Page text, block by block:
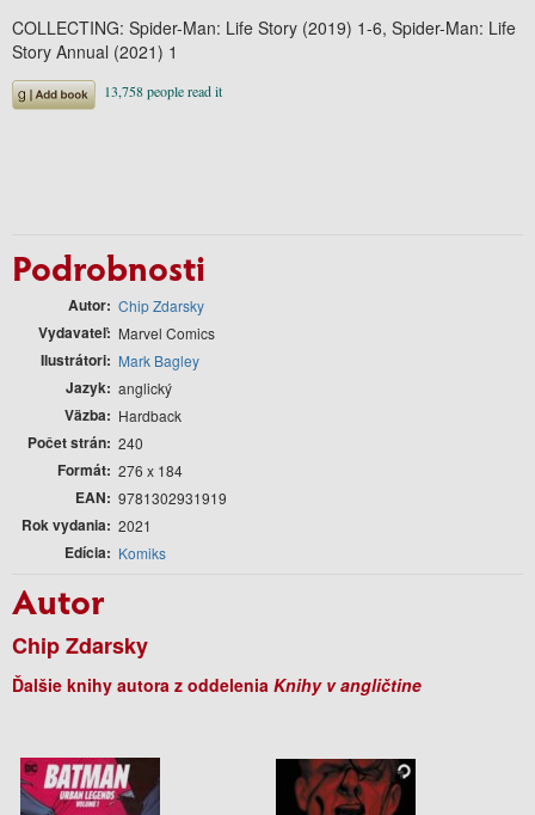
COLLECTING: Spider-Man: Life Story (2019) 1-6, Spider-Man: Life
Story Annual (2021) 1
Podrobnosti
Autor Chip Zdarsky
Vydavateľ Marvel Comics
Ilustrátori Mark Bagley
Jazyk anglický
Väzba Hardback
Počet strán 240
Formát 276 x 184
EAN 9781302931919
Rok vydania 2021
Edícia Komiks
Autor
Chip Zdarsky
Ďalšie knihy autora z oddelenia Knihy v angličtine